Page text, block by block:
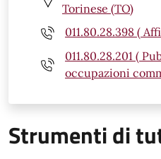
Torinese (TO)
011.80.28.398 (
011.80.28.201 (
occupazioni
Strumenti di